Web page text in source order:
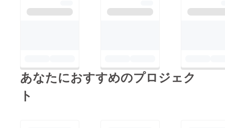
貸してください。
あなたにおすすめのプロジェク
ト